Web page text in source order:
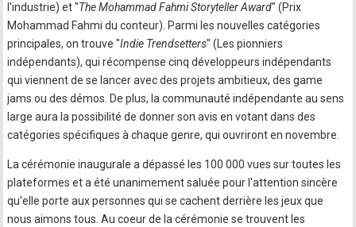
l'industrie) et "The Mohammad Fahmi Storyteller Award" (Prix
Mohammad Fahmi du conteur). Parmi les nouvelles catégories
principales, on trouve "Indie Trendsetters" (Les pionniers
indépendants), qui récompense cinq développeurs indépendants
qui viennent de se lancer avec des projets ambitieux, des game
jams ou des démos. De plus, la communauté indépendante au sens
large aura la possibilité de donner son avis en votant dans des
catégories spécifiques à chaque genre, qui ouvriront en novembre.
La cérémonie inaugurale a dépassé les 100 000 vues sur toutes les
plateformes et a été unanimement saluée pour l'attention sincère
qu'elle porte aux personnes qui se cachent derrière les jeux que
nous aimons tous. Au coeur de la cérémonie se trouvent les